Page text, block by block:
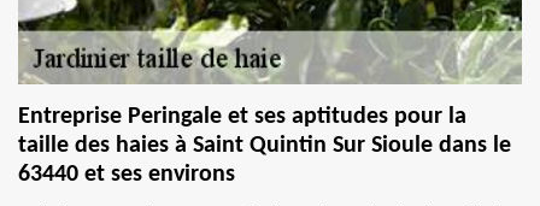
Entreprise Peringale et ses aptitudes pour la
taille des haies à Saint Quintin Sur Sioule dans le
63440 et ses environs